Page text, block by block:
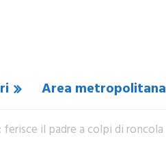
Area metropolitana
ferisce il padre a colpi di roncola